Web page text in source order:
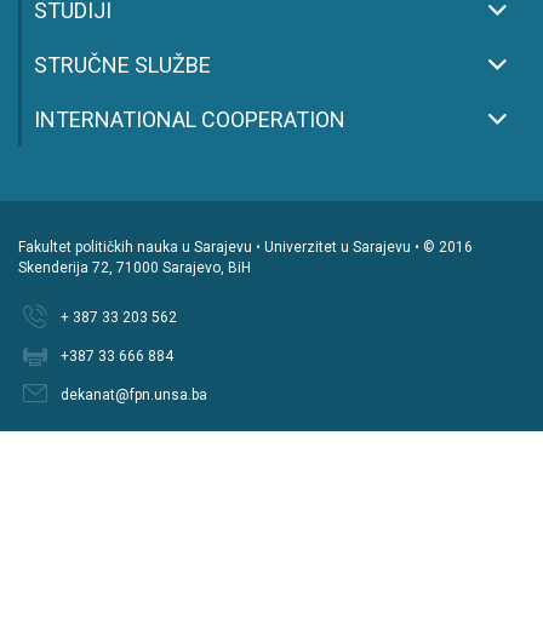
STUDIJI
STRUČNE SLUŽBE
INTERNATIONAL COOPERATION
Fakultet političkih nauka u Sarajevu • Univerzitet u Sarajevu • © 2016
Skenderija 72, 71000 Sarajevo, BiH
+ 387 33 203 562
+387 33 666 884
dekanat@fpn.unsa.ba